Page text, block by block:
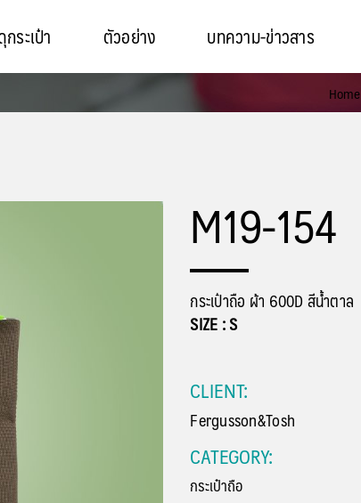
ระเป๋า ตัวอย่าง บทความ-ข่าวสาร
Home
M19-154
กระเป๋าถือ ผ้า 600D สีน้ำตาล
SIZE : S
CLIENT:
Fergusson&Tosh
CATEGORY:
กระเป๋าถือ